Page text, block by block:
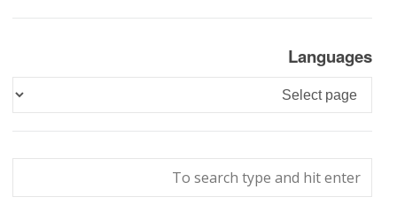
Languages
Languages